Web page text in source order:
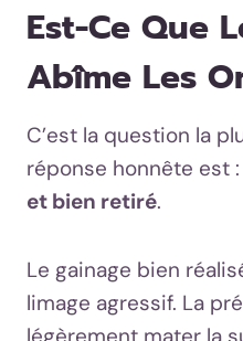
Est-Ce Que
Abîme Les
C’est la question la
réponse honnête est :
et bien retiré.
Le gainage bien
limage agressif. La